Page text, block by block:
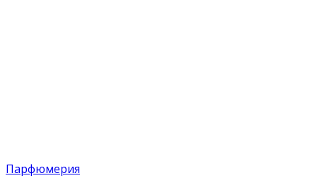
Парфюмерия